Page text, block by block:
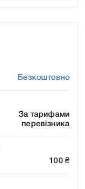
Безкоштовно
За тарифами
перевізника
100 ₴